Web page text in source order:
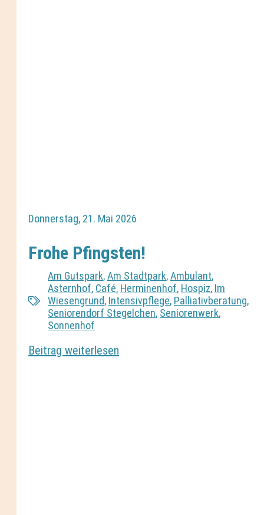
Donnerstag, 21. Mai 2026
Frohe Pfingsten!
Am Gutspark,Am Stadtpark,Ambulant,
Asternhof, Café, Herminenhof, Hospiz, Im
Wiesengrund, Intensivpflege, Palliativberatung,
Seniorendorf Stegelchen, Seniorenwerk,
Sonnenhof
Beitrag weiterlesen